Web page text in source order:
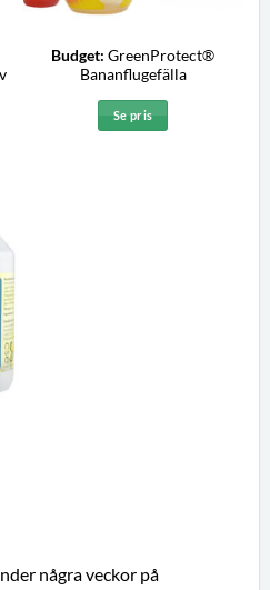
Budget: GreenProtect®
Bananflugefälla
Se pris
några veckor på